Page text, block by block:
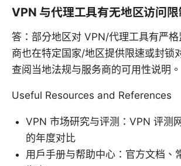
VPN 与代理工具有无地区访问限
答：部分地区对 VPN/代理工具有严
商也在特定国家/地区提供限速或封锁
查阅当地法规与服务商的可用性说明。
Useful Resources and References
VPN 市场研究与评测：VPN 评测
的年度对比
用户手册与帮助中心：官方文档、